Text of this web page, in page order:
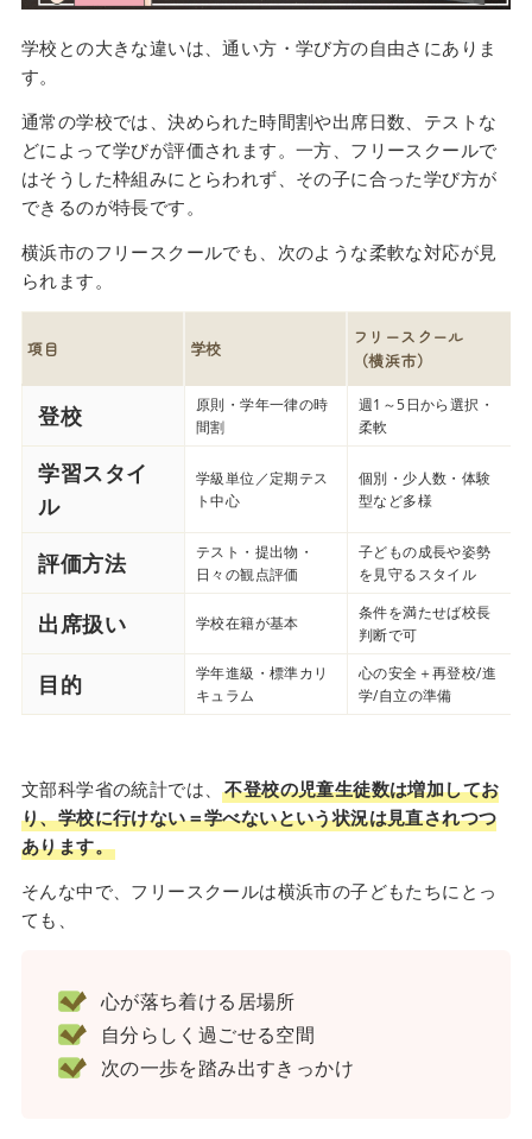
学校との大きな違いは、通い方・学び方の自由さにありま
す。
通常の学校では、決められた時間割や出席日数、テストな
どによって学びが評価されます。一方、フリースクールで
はそうした枠組みにとらわれず、その子に合った学び方が
できるのが特長です。
横浜市のフリースクールでも、次のような柔軟な対応が見
られます。
項目 学校
フリースクール
（横浜市）
登校
原則・学年一律の時
間割
週1～5日から選択・
柔軟
学習スタイ
ル
学級単位／定期テス
ト中心
個別・少人数・体験
型など多様
評価方法
テスト・提出物・
日々の観点評価
子どもの成長や姿勢
を見守るスタイル
出席扱い 学校在籍が基本
条件を満たせば校長
判断で可
目的
学年進級・標準カリ
キュラム
心の安全＋再登校/進
学/自立の準備
文部科学省の統計では、不登校の児童生徒数は増加してお
り、学校に行けない＝学べないという状況は見直されつつ
あります。
そんな中で、フリースクールは横浜市の子どもたちにとっ
ても、
心が落ち着ける居場所
自分らしく過ごせる空間
次の一歩を踏み出すきっかけ